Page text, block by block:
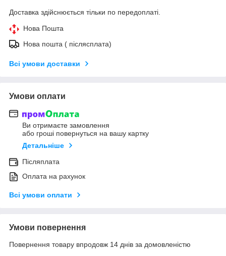
Доставка здійснюється тільки по передоплаті.
Нова Пошта
Нова пошта ( післясплата)
Всі умови доставки
Умови оплати
Ви отримаєте замовлення
або гроші повернуться на вашу картку
Детальніше
Післяплата
Оплата на рахунок
Всі умови оплати
Умови повернення
Повернення товару впродовж 14 днів за домовленістю